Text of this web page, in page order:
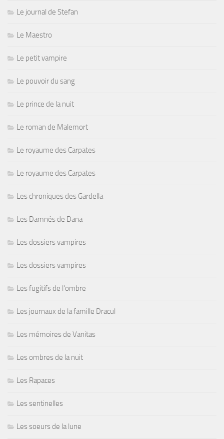
Le journal de Stefan
Le Maestro
Le petit vampire
Le pouvoir du sang
Le prince de la nuit
Le roman de Malemort
Le royaume des Carpates
Le royaume des Carpates
Les chroniques des Gardella
Les Damnés de Dana
Les dossiers vampires
Les dossiers vampires
Les fugitifs de l'ombre
Les journaux de la famille Dracul
Les mémoires de Vanitas
Les ombres de la nuit
Les Rapaces
Les sentinelles
Les soeurs de la lune